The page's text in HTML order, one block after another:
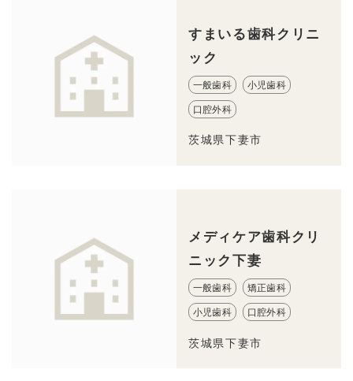
すまいる歯科クリニ
ック
一般歯科 小児歯科
口腔外科
茨城県下妻市
メディケア歯科クリ
ニック下妻
一般歯科 矯正歯科
小児歯科 口腔外科
茨城県下妻市